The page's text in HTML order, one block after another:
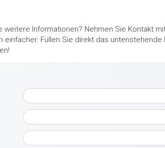
Informationen? Nehmen Sie Kontakt
einfacher: Füllen Sie direkt das untenstehende